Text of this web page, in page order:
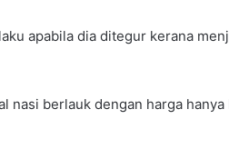
apabila dia ditegur kerana
nasi berlauk dengan harga hanya